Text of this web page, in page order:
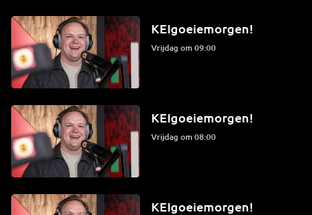
KEIgoeiemorgen!
vrijdag om 09:00
KEIgoeiemorgen!
vrijdag om 08:00
KEIgoeiemorgen!